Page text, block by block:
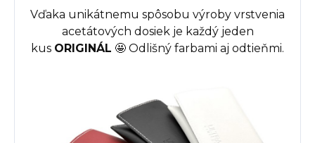
Vďaka unikátnemu spôsobu výroby vrstvenia
acetátových dosiek je každý jeden
kus ORIGINÁL 🤩 Odlišný farbami aj odtieňmi.